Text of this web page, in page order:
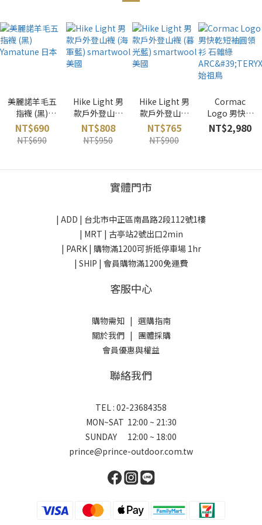
美麗諾羊毛五
指襪 (黑)
Yamatune 日
本
NT$690
NT$690
Hike Light 男
款戶外登山襪
(海軍藍)
smartwool
美國
NT$808
NT$950
Hike Light 男
款戶外登山襪
(暮光藍)
smartwool
美國
NT$765
NT$900
Cormac
Logo 男快乾
短袖圓領衫 石
雜綠
NT$2,980
實體門市
| ADD | 台北市中正區南昌路2段112號1樓
| MRT | 古亭站2號出口2min
| PARK | 購物滿1200可折抵停車場 1hr
| SHIP | 會員購物滿1200免運費
客服中心
購物需知| 選購指南
關於我們| 團體採購
會員優惠與權益
聯絡我們
TEL : 02-23684358
MON~SAT 12:00 ~ 21:30
SUNDAY 12:00 ~ 18:00
prince@prince-outdoor.com.tw